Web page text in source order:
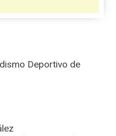
Deportivo de